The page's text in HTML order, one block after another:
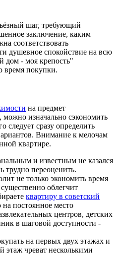
шаг, требующий
заключение, каким
соответствовать
душевное спокойствие на всю
дом - моя крепость"
время покупки.
на предмет
изначально сэкономить
следует сразу определить
Внимание к мелочам
квартире.
и известным не казался
трудно переоценить.
не только экономить время
облегчит
квартиру в советский
на постоянное место
центров, детских
в шаговой доступности -
на первых двух этажах и
этаж чреват несколькими